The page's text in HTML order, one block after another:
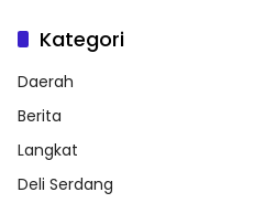
Kategori
Daerah
Berita
Langkat
Deli Serdang